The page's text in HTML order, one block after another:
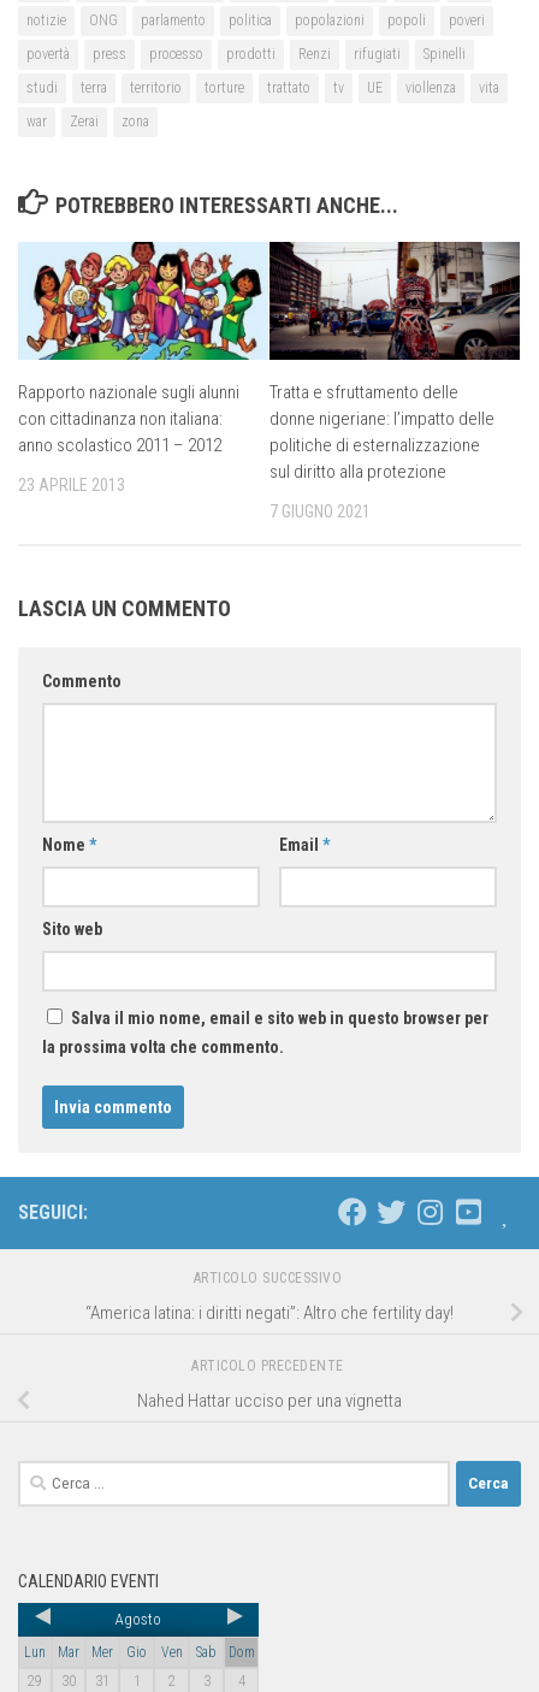
notizie ONG parlamento politica popolazioni popoli
poveri
povertà
press processo prodotti Renzi rifugiati
Spinelli
studi
terra territorio torture trattato tv UE viollenza
vita
war
Zerai zona
POTREBBERO INTERESSARTI ANCHE...
Rapporto nazionale sugli alunni
con cittadinanza non italiana:
anno scolastico 2011 – 2012
23 APRILE 2013
Tratta e sfruttamento delle
donne nigeriane: l’impatto delle
politiche di esternalizzazione
sul diritto alla protezione
7 GIUGNO 2021
LASCIA UN COMMENTO
Commento
Nome * Email *
Sito web
Salva il mio nome, email e sito web in questo browser per
la prossima volta che commento.
SEGUICI:
ARTICOLO SUCCESSIVO
“America latina: i diritti negati”: Altro che fertility day!
ARTICOLO PRECEDENTE
Nahed Hattar ucciso per una vignetta
CALENDARIO EVENTI
Agosto
Lun Mar Mer Gio Ven Sab
Dom
29
30 31 1 2 3
4